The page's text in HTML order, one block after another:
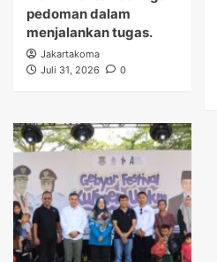
pedoman dalam
menjalankan tugas.
Jakartakoma
Juli 31, 2026
0